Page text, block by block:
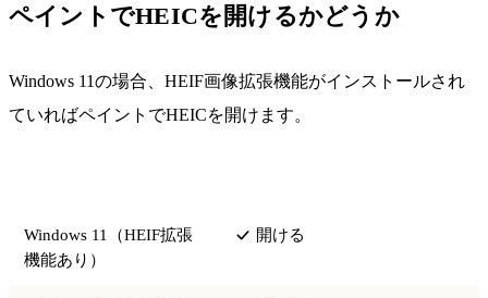
ペイントでHEICを開けるかどうか
Windows 11の場合、HEIF画像拡張機能がインストールされ
ていればペイントでHEICを開けます。
Windows 11（HEIF拡張
機能あり）
開ける